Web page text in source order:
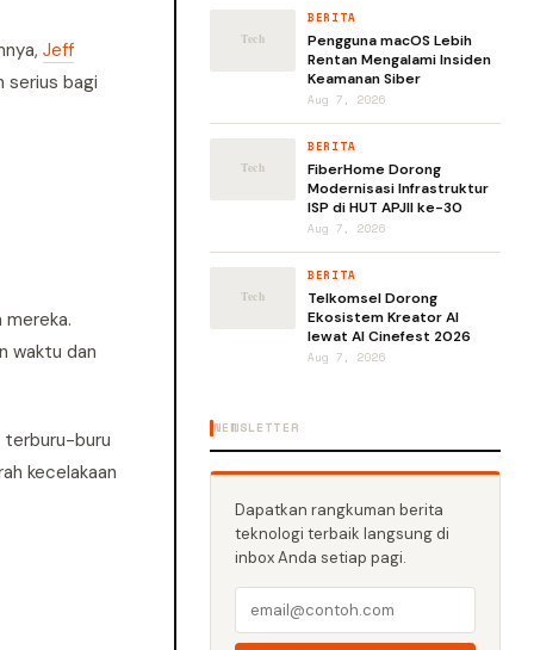
Jeff
serius bagi
waktu dan
terburu-buru
kecelakaan
BERITA
Pengguna macOS Lebih
Rentan Mengalami Insiden
Keamanan Siber
Aug 7, 2026
BERITA
FiberHome Dorong
Modernisasi Infrastruktur
ISP di HUT APJII ke-30
Aug 7, 2026
BERITA
Telkomsel Dorong
Ekosistem Kreator AI
lewat AI Cinefest 2026
Aug 7, 2026
NEWSLETTER
Dapatkan rangkuman berita
teknologi terbaik langsung di
inbox Anda setiap pagi.